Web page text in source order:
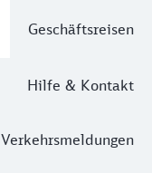
Geschäftsreisen
Hilfe & Kontakt
Verkehrsmeldungen